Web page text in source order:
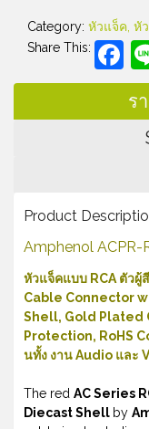
Category: หัวแจ็ค, หั
Share This:
ร
Product
Amphenol ACPR-
หัวแจ็คแบบ RCA ตัวผู้
Cable Connector
Shell, Gold Plated
Protection, RoHS
นทั้ง งาน Audio และ
The red AC Series
Diecast Shell by